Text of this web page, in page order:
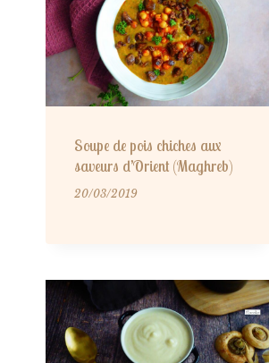
Soupe de pois chiches aux
saveurs d’Orient (Maghreb)
20/03/2019